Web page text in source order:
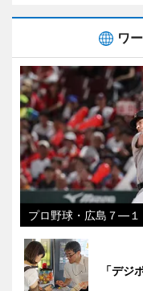
ワ
プロ野球・広島７―１
「デジ